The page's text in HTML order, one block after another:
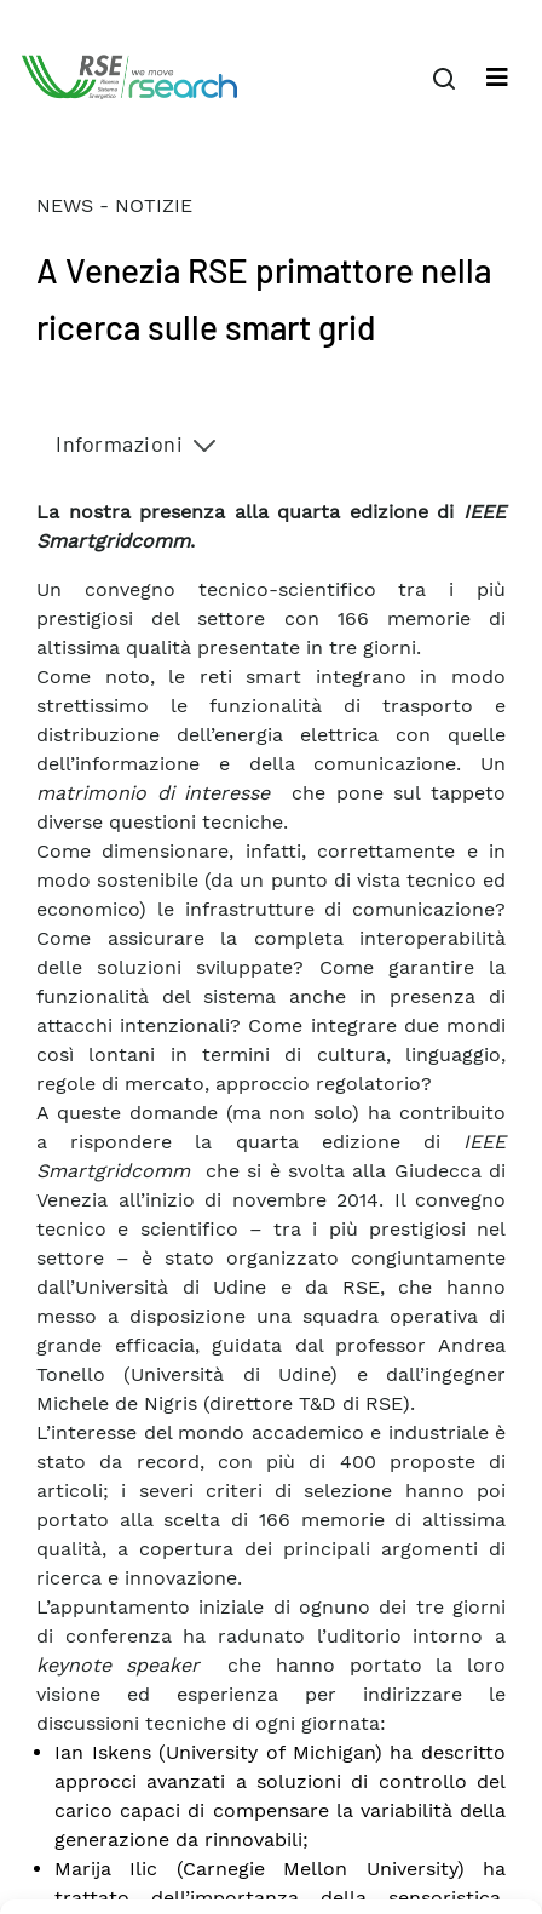
NEWS - NOTIZIE
A Venezia RSE primattore nella
ricerca sulle smart grid
Informazioni
La nostra presenza alla quarta edizione di IEEE
Smartgridcomm.
Un convegno tecnico-scientifico tra i più
prestigiosi del settore con 166 memorie di
altissima qualità presentate in tre giorni.
Come noto, le reti smart integrano in modo
strettissimo le funzionalità di trasporto e
distribuzione dell’energia elettrica con quelle
dell’informazione e della comunicazione. Un
matrimonio di interesseche pone sul tappeto
diverse questioni tecniche.
Come dimensionare, infatti, correttamente e in
modo sostenibile (da un punto di vista tecnico ed
economico) le infrastrutture di comunicazione?
Come assicurare la completa interoperabilità
delle soluzioni sviluppate? Come garantire la
funzionalità del sistema anche in presenza di
attacchi intenzionali? Come integrare due mondi
così lontani in termini di cultura, linguaggio,
regole di mercato, approccio regolatorio?
A queste domande (ma non solo) ha contribuito
a rispondere la quarta edizione di IEEE
Smartgridcommche si è svolta alla Giudecca di
Venezia all’inizio di novembre 2014. Il convegno
tecnico e scientifico – tra i più prestigiosi nel
settore – è stato organizzato congiuntamente
dall’Università di Udine e da RSE, che hanno
messo a disposizione una squadra operativa di
grande efficacia, guidata dal professor Andrea
Tonello (Università di Udine) e dall’ingegner
Michele de Nigris (direttore T&D di RSE).
L’interesse del mondo accademico e industriale è
stato da record, con più di 400 proposte di
articoli; i severi criteri di selezione hanno poi
portato alla scelta di 166 memorie di altissima
qualità, a copertura dei principali argomenti di
ricerca e innovazione.
L’appuntamento iniziale di ognuno dei tre giorni
di conferenza ha radunato l’uditorio intorno a
keynote speakerche hanno portato la loro
visione ed esperienza per indirizzare le
discussioni tecniche di ogni giornata:
Ian Iskens (University of Michigan) ha descritto
approcci avanzati a soluzioni di controllo del
carico capaci di compensare la variabilità della
generazione da rinnovabili;
Marija Ilic (Carnegie Mellon University) ha
trattato dell’importanza della sensoristica,